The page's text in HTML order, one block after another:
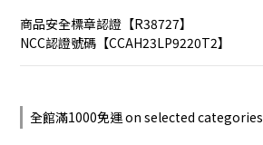
商品安全標章認證【R38727】
NCC認證號碼【CCAH23LP9220T2】
全館滿1000免運 on selected categories